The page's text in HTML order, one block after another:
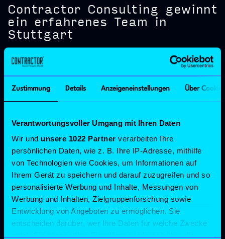
Zustimmung Details Anzeigeneinstellungen Über Cookies
Verantwortungsvoller Umgang mit Ihren Daten
Wir und unsere 1022 Partner verarbeiten Ihre
persönlichen Daten, wie z. B. Ihre IP-Adresse, mithilfe
von Technologien wie Cookies, um Informationen auf
Ihrem Gerät zu speichern und darauf zuzugreifen und so
personalisierte Werbung und Inhalte, Messungen von
Werbung und Inhalten, Zielgruppenforschung sowie
Entwicklung von Angeboten zu ermöglichen. Sie
entscheiden darüber, wer Ihre Daten für welche Zwecke
nutzt. Sie können Ihre Einwilligung jederzeit über die
Contractor Consulting gewinnt
ein erfahrenes Team in
Stuttgart
Datum: 10.10.2019
Wir freuen uns Peter-Michel Hihn und Eduard Diringer zum
Start der neuen Stuttgarter Niederlassung im Contractor Team
neuen Kollegen wird das Stuttgarter Team sehr schnell
starke Wachstum von Contractor leisten. Das ist für unsere
Kunden und Contractor der Perfect Match.“ Patrick Berger,
CSO Contractor Consulting GmbH